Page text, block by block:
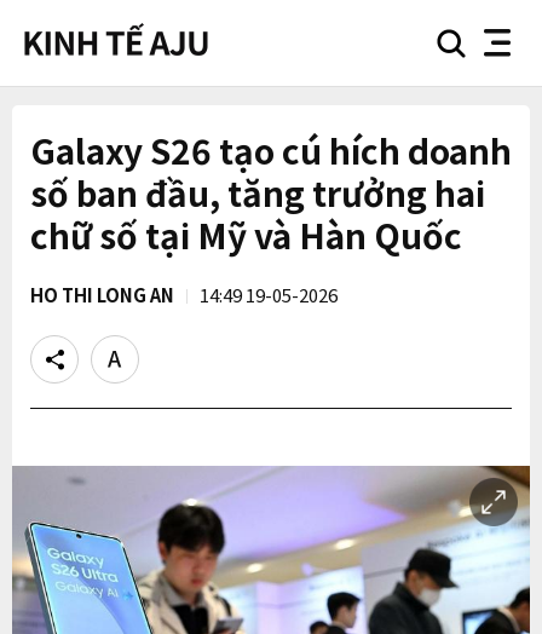
searchnav
Galaxy S26 tạo cú hích doanh
số ban đầu, tăng trưởng hai
chữ số tại Mỹ và Hàn Quốc
HO THI LONG AN 14:49 19-05-2026
Share
Text
size